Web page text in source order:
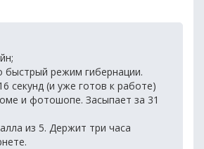
быстрый режим гибернации.
секунд (и уже готов к работе)
и фотошопе. Засыпает за 31
из 5. Держит три часа